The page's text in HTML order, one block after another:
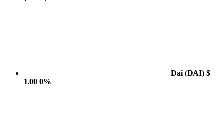
Dai (DAI) $
1.00 0%